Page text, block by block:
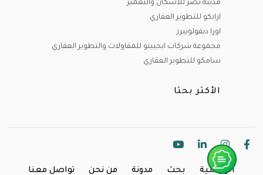
مدينه نصر للاسكان والتعمير
ارابكو للتطوير العقاري
اورا ديفولوبيرز
مجموعة شركات ايجيبتو للمقاولات والتطوير العقاري
سامكو للتطوير العقاري
الأكثر بحثا
الرئيسية بحث مدونة من نحن تواصل معنا